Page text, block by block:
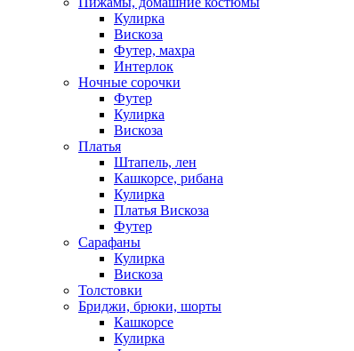
Кулирка
Вискоза
Футер, махра
Интерлок
Ночные сорочки
Футер
Кулирка
Вискоза
Платья
Штапель, лен
Кашкорсе, рибана
Кулирка
Платья Вискоза
Футер
Сарафаны
Кулирка
Вискоза
Толстовки
Бриджи, брюки, шорты
Кашкорсе
Кулирка